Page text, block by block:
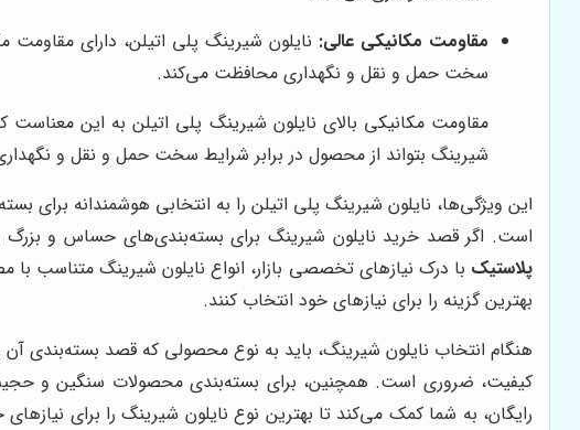
مقاومت مکانیکی عالی: نایلون شیرینگ پلی اتیلن، دارای
سخت حمل و نقل و نگهداری محافظت می‌کند.
مقاومت مکانیکی بالای نایلون شیرینگ پلی اتیلن به این
شیرینگ بتواند از محصول در برابر شرایط سخت حمل و نقل و
این ویژگی‌ها، نایلون شیرینگ پلی اتیلن را به انتخابی هوشمندانه
است. اگر قصد خرید نایلون شیرینگ برای بسته‌بندی‌های حساس و بزرگ
پلاستیک با درک نیازهای تخصصی بازار، انواع نایلون شیرینگ متناسب
بهترین گزینه را برای نیازهای خود انتخاب کنند.
هنگام انتخاب نایلون شیرینگ، باید به نوع محصولی که قصد بسته‌بندی آن
کیفیت، ضروری است. همچنین، برای بسته‌بندی محصولات سنگین و حجیم،
رایگان، به شما کمک می‌کند تا بهترین نوع نایلون شیرینگ را برای